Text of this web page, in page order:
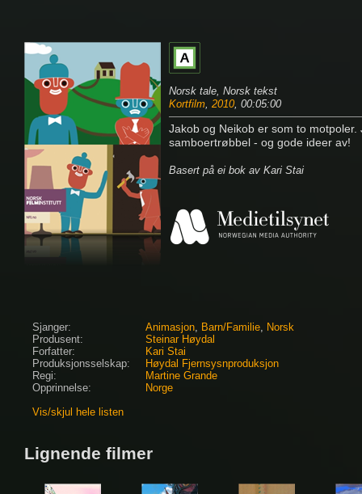
Norsk tale, Norsk tekst
Kortfilm, 2010, 00:05:00
Jakob og Neikob er som to
samboertrøbbel - og gode ideer av!
Basert på ei bok av Kari Stai
Sjanger: Animasjon, Barn/Familie, Norsk
Produsent:
Steinar Høydal
Forfatter:
Kari Stai
Produksjonsselskap:
Høydal Fjernsysnproduksjon
Regi:
Martine Grande
Opprinnelse:
Norge
Vis/skjul hele listen
Lignende filmer